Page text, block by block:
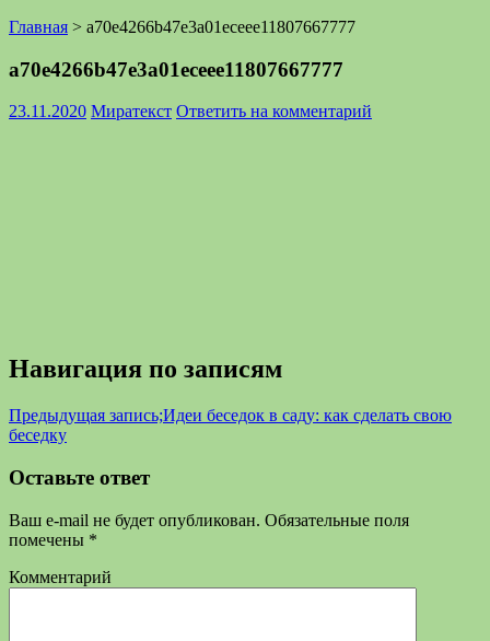
Главная > a70e4266b47e3a01eceee11807667777
a70e4266b47e3a01eceee11807667777
23.11.2020 Миратекст Ответить на комментарий
Навигация по записям
Предыдущая запись;Идеи беседок в саду: как сделать свою
беседку
Оставьте ответ
Ваш e-mail не будет опубликован. Обязательные поля
помечены *
Комментарий